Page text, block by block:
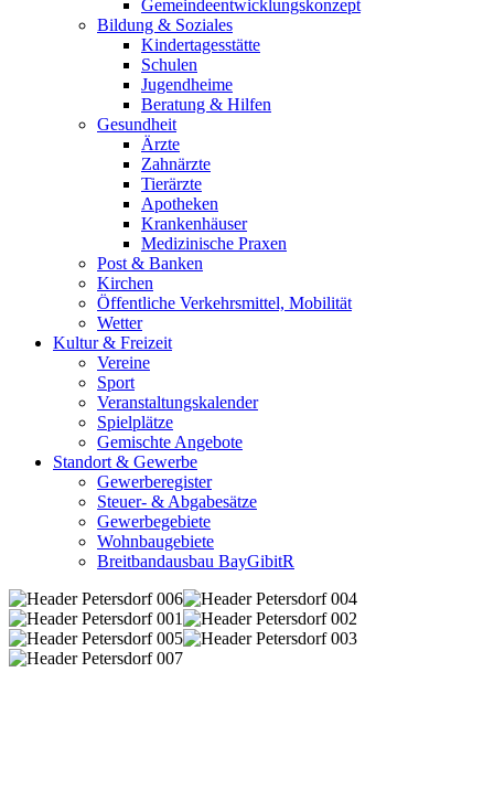
Gemeindeentwicklungskonzept
Bildung & Soziales
Kindertagesstätte
Schulen
Jugendheime
Beratung & Hilfen
Gesundheit
Ärzte
Zahnärzte
Tierärzte
Apotheken
Krankenhäuser
Medizinische Praxen
Post & Banken
Kirchen
Öffentliche Verkehrsmittel, Mobilität
Wetter
Kultur & Freizeit
Vereine
Sport
Veranstaltungskalender
Spielplätze
Gemischte Angebote
Standort & Gewerbe
Gewerberegister
Steuer- & Abgabesätze
Gewerbegebiete
Wohnbaugebiete
Breitbandausbau BayGibitR